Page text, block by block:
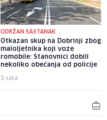
ODRŽAN SASTANAK
Otkazan skup na Dobrinji zbog
maloljetnika koji voze
romobile: Stanovnici dobili
nekoliko obećanja od policije
3 sata